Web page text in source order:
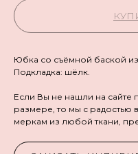
Юбка со съёмной баской
Подкладка: шёлк.
Если Вы не нашли на
размере, то мы с радостью
меркам из любой ткани,